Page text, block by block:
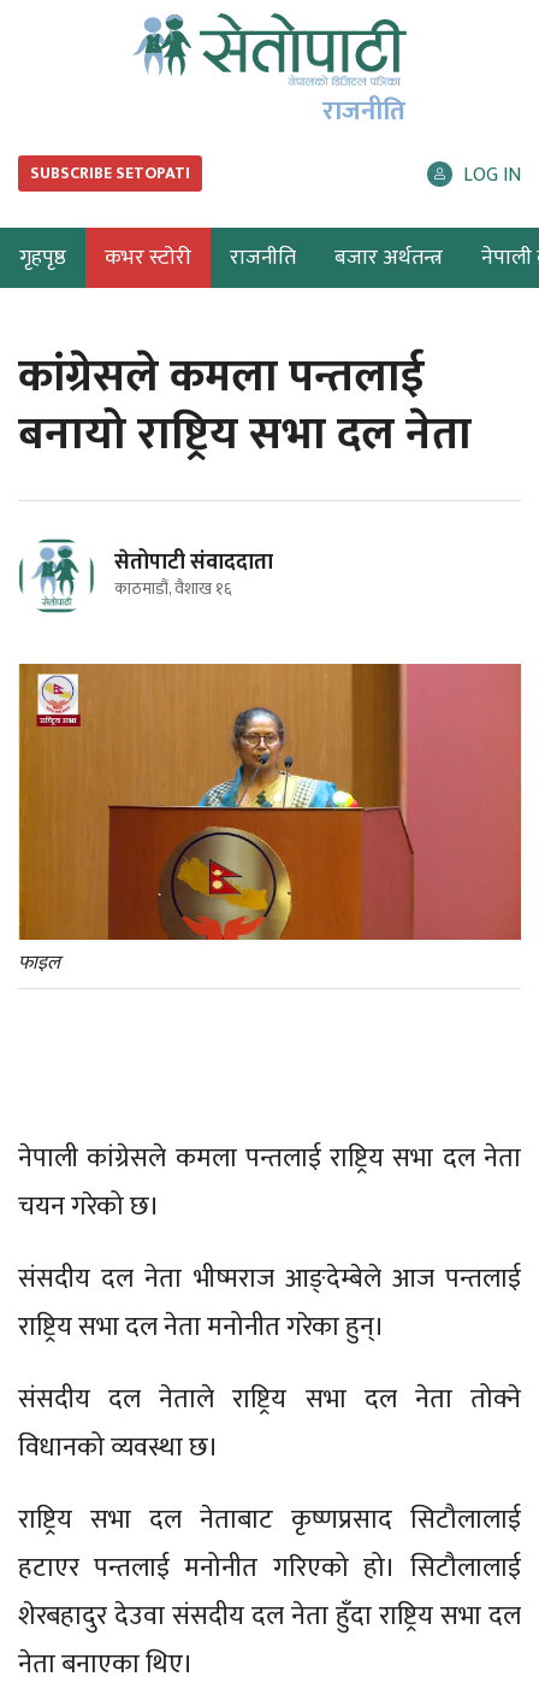
राजनीति
SUBSCRIBE SETOPATI LOG IN
गृहपृष्ठ कभर स्टोरी राजनीति बजार अर्थतन्त्र नेपाली
कांग्रेसले कमला पन्तलाई
बनायो राष्ट्रिय सभा दल नेता
सेतोपाटी संवाददाता
काठमाडौं, वैशाख १६
फाइल
नेपाली कांग्रेसले कमला पन्तलाई राष्ट्रिय सभा दल नेता
चयन गरेको छ।
संसदीय दल नेता भीष्मराज आङ्देम्बेले आज पन्तलाई
राष्ट्रिय सभा दल नेता मनोनीत गरेका हुन्।
संसदीय दल नेताले राष्ट्रिय सभा दल नेता तोक्ने
विधानको व्यवस्था छ।
राष्ट्रिय सभा दल नेताबाट कृष्णप्रसाद सिटौलालाई
हटाएर पन्तलाई मनोनीत गरिएको हो। सिटौलालाई
शेरबहादुर देउवा संसदीय दल नेता हुँदा राष्ट्रिय सभा दल
नेता बनाएका थिए।